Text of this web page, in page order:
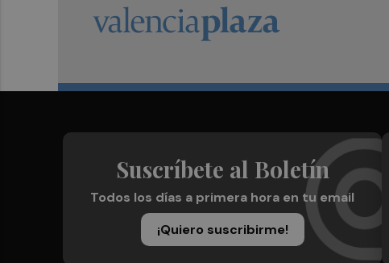
Suscríbete al Boletín
Todos los días a primera hora en tu email
¡Quiero suscribirme!